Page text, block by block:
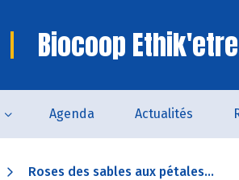
Biocoop Ethik'etre
Agenda Actualités
Roses des sables aux pétales...